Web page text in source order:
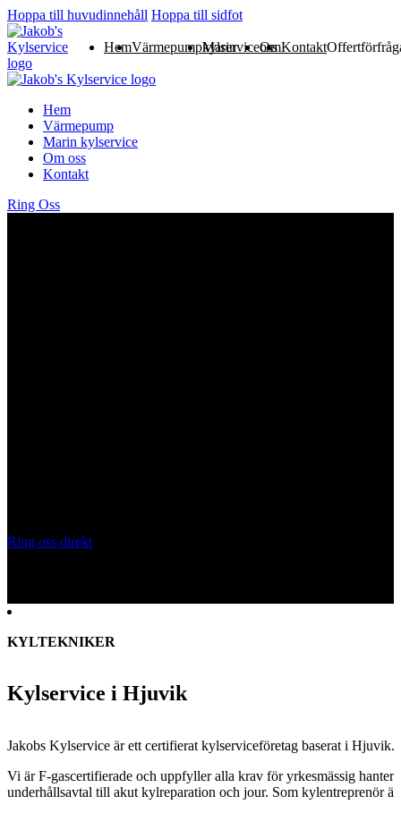
Hoppa till huvudinnehåll Hoppa till sidfot
HemVärmepumpMarin kylserviceOm oss Kontakt
Hem
Värmepump
Marin kylservice
Om oss
Kontakt
Ring Oss
Ring oss direkt
Kylservice i Hjuvik
Jakobs Kylservice är ett certifierat kylserviceföretag baserat i Hjuvik.
Vi är F-gascertifierade och uppfyller alla krav för yrkesmässig
underhållsavtal till akut kylreparation och jour. Som kylentreprenör
KYLTEKNIKER